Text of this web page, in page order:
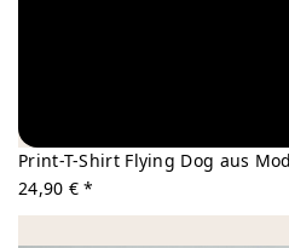
Print-T-Shirt Flying Dog aus
24,90 € *